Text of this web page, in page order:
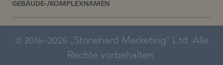
GEBÄUDE-/KOMPLEXNAMEN
© 2016–2025 „Stonehard Marketing“ Ltd. Alle
Rechte vorbehalten.